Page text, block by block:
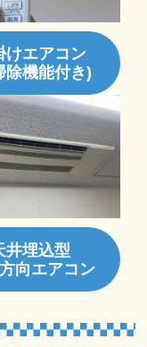
けエアコン
除機能付き)
井埋込型
向エアコン